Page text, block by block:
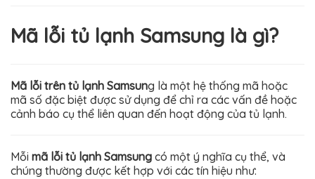
Mã lỗi tủ lạnh Samsung là gì?
Mã lỗi trên tủ lạnh Samsung là một hệ thống mã hoặc
mã số đặc biệt được sử dụng để chỉ ra các vấn đề hoặc
cảnh báo cụ thể liên quan đến hoạt động của tủ lạnh.
Mỗi mã lỗi tủ lạnh Samsung có một ý nghĩa cụ thể, và
chúng thường được kết hợp với các tín hiệu như: